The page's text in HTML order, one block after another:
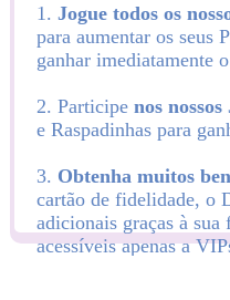
1.Jogue todos os
para aumentar os seus
ganhar imediatamente
2. Participenos
e Raspadinhas para
3. Obtenha muitos
cartão de fidelidade, o
adicionais graças à
acessíveis apenas a